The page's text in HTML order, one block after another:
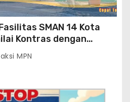
SMAN 14 Kota
Kontras dengan
Jabar
MPN